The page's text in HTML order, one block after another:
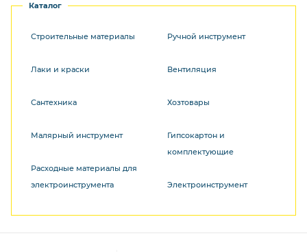
Каталог
Строительные материалы
Лаки и краски
Сантехника
Малярный инструмент
Расходные материалы для
электроинструмента
Ручной инструмент
Вентиляция
Хозтовары
Гипсокартон и
комплектующие
Электроинструмент